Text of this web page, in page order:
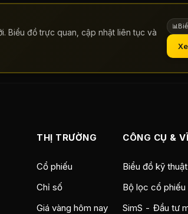
Biểu đồ trực quan, cập nhật liên tục và
📊
THỊ TRƯỜNG
Cổ phiếu
Chỉ số
Giá vàng hôm nay
CÔNG CỤ &
Biểu đồ kỹ thuật
Bộ lọc cổ phiếu
SimS - Đầu tư